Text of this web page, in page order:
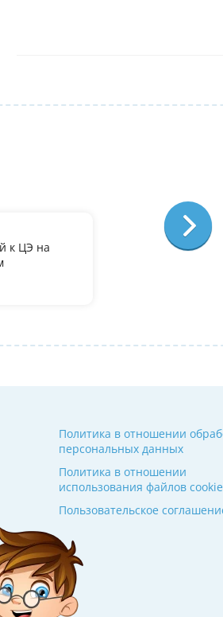
к ЦЭ на
По занятиям с
преподаватель,
Политика в отношении
персональных данных
Политика в отношении
использования файлов cookie
Пользовательское